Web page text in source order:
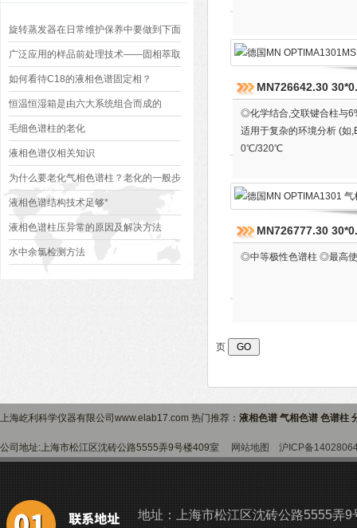
旋转蒸发器在日常维护保养中要做到下面
这16点
广泛应用的样品前处理技术——固相萃取
装置
如何看待C18的液相色谱固定相？
恒温恒湿箱是由六大系统组合而成的
毛细色谱柱的老化
液相色谱仪相关知识
为什么要老化气相色谱柱？老化的一般步
骤是什么？
液相色谱结构技术足够*
液相色谱柱压异常的原因及解决方法
水中余氯检测方法
MN726642.30
◎化学结合,交联键合柱与
适用于复杂的环境分析 (如
0℃/320℃
MN726777.30
◎中等极性色谱柱 ◎最高
页
上海屹利科学仪器有限公司www.elab17.com 热门推荐： 液相色谱 气相色谱 色谱柱
公司地址:上海市松江区沈砖公路5555弄9号楼409室 网站地图 沪ICP备
地址：上海市松江区沈砖公路5555弄9